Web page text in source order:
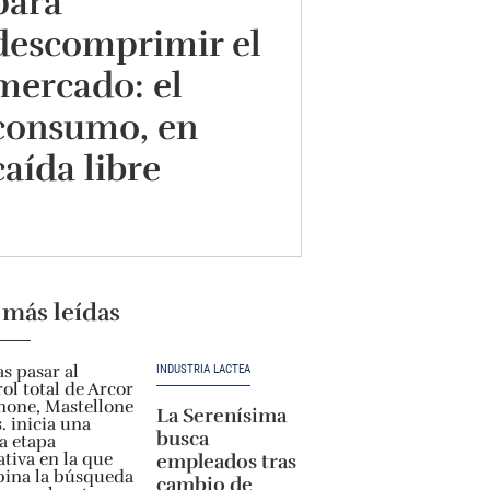
el
el
en
libre
leídas
INDUSTRIA LÁCTEA
La Serenísima
busca
empleados tras
cambio de